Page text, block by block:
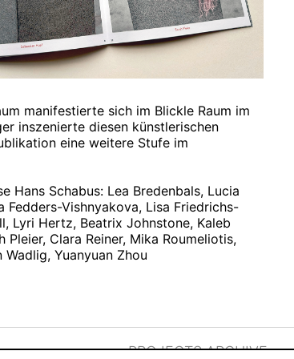
manifestierte sich im Blickle Raum im
inszenierte diesen künstlerischen
eine weitere Stufe im
Hans Schabus: Lea Bredenbals, Lucia
Fedders-Vishnyakova, Lisa Friedrichs-
Lyri Hertz, Beatrix Johnstone, Kaleb
Clara Reiner, Mika Roumeliotis,
Yuanyuan Zhou
PROJECTS ARCHIVE